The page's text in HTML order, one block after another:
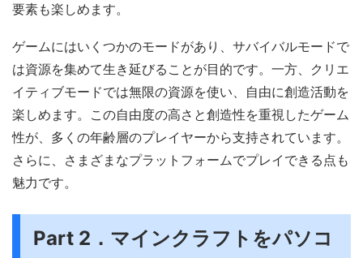
要素も楽しめます。
ゲームにはいくつかのモードがあり、サバイバルモードで
は資源を集めて生き延びることが目的です。一方、クリエ
イティブモードでは無限の資源を使い、自由に創造活動を
楽しめます。この自由度の高さと創造性を重視したゲーム
性が、多くの年齢層のプレイヤーから支持されています。
さらに、さまざまなプラットフォームでプレイできる点も
魅力です。
Part 2．マインクラフトをパソコ